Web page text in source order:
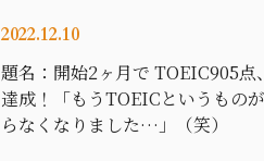
2022.12.10
題名：開始2ヶ月で TOEIC905点
達成！「もうTOEICというもの
らなくなりました…」（笑）